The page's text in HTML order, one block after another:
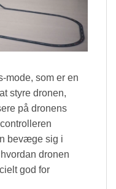
mode, som er en
styre dronen,
på dronens
bevæge sig i
dronen
god for